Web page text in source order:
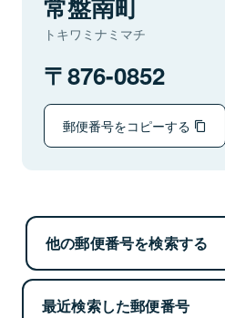
常盤南町
トキワミナミマチ
876-0852
郵便番号をコピーする
他の郵便番号を検索する
最近検索した郵便番号